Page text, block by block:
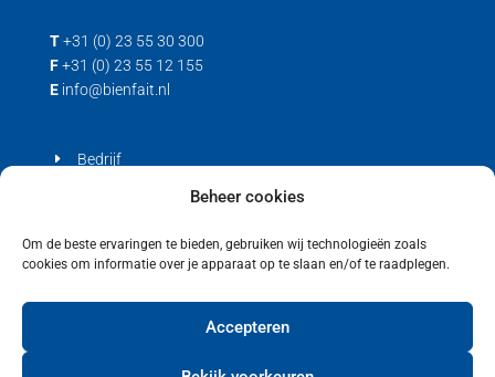
Beheer cookies
Om de beste ervaringen te bieden, gebruiken wij technologieën zoals
cookies om informatie over je apparaat op te slaan en/of te raadplegen.
Accepteren
T +31 (0) 23 55 30 300
F +31 (0) 23 55 12 155
E info@bienfait.nl
Bedrijf
Cookiebeleid (EU)